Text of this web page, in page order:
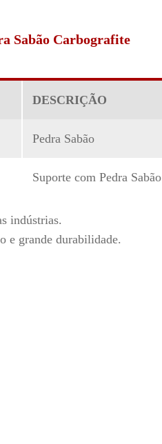
Sabão Carbografite
DESCRIÇÃO
Pedra Sabão
Suporte com Pedra Sabão
indústrias.
e grande durabilidade.